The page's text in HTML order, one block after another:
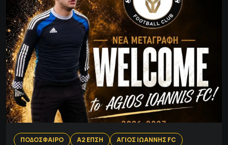
ΠΟΔΟΣΦΑΙΡΟ Α2 ΕΠΣΗ ΑΓΙΟΣ ΙΩΑΝΝΗΣ FC